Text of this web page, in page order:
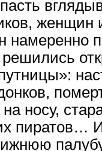
женщин
намеренно
решились
носу,
пиратов…